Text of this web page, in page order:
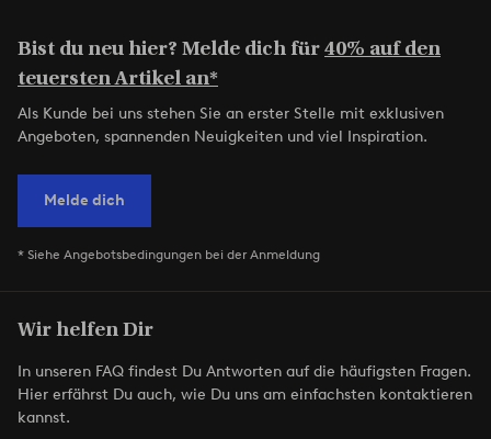
Bist du neu hier? Melde dich für40% auf den
teuersten Artikel an*
Als Kunde bei uns stehen Sie an erster Stelle mit exklusiven
Angeboten, spannenden Neuigkeiten und viel Inspiration.
Melde dich
* Siehe Angebotsbedingungen bei der Anmeldung
Wir helfen Dir
In unseren FAQ findest Du Antworten auf die häufigsten Fragen.
Hier erfährst Du auch, wie Du uns am einfachsten kontaktieren
kannst.